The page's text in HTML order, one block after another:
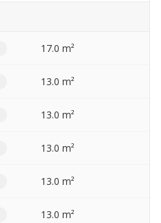
17.0 m²
13.0 m²
13.0 m²
13.0 m²
13.0 m²
13.0 m²